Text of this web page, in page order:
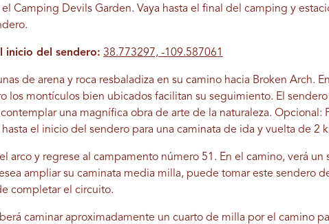
Camping Devils Garden. Vaya hasta el final del camping y
inicio del sendero: 38.773297, -109.587061
de arena y roca resbaladiza en su camino hacia Broken Arch.
los montículos bien ubicados facilitan su seguimiento. El
una magnífica obra de arte de la naturaleza. Opcional:
el inicio del sendero para una caminata de ida y vuelta de 2
arco y regrese al campamento número 51. En el camino, verá
ampliar su caminata media milla, puede tomar este sendero
completar el circuito.
caminar aproximadamente un cuarto de milla por el camino